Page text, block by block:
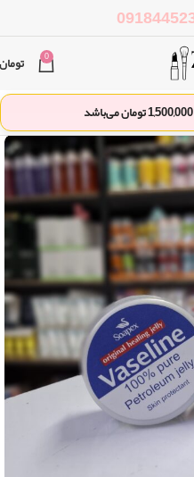
0 تومان
1,500,000تومان می‌باشد